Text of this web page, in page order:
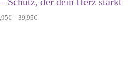
€– 39,95€